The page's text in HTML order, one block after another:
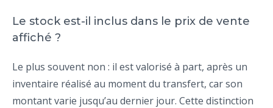
Le stock est-il inclus dans le prix de vente
affiché ?
Le plus souvent non : il est valorisé à part, après un
inventaire réalisé au moment du transfert, car son
montant varie jusqu’au dernier jour. Cette distinction